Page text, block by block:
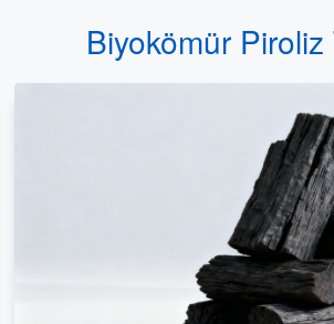
Biyokömür Piroliz